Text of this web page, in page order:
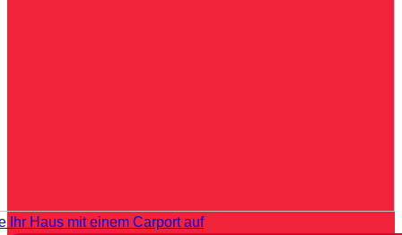
Ihr Haus mit einem Carport auf